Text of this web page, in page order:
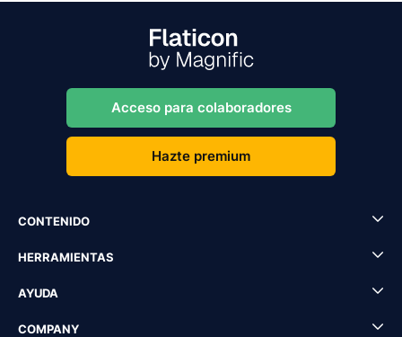
Acceso para colaboradores
Hazte premium
CONTENIDO
HERRAMIENTAS
AYUDA
COMPANY